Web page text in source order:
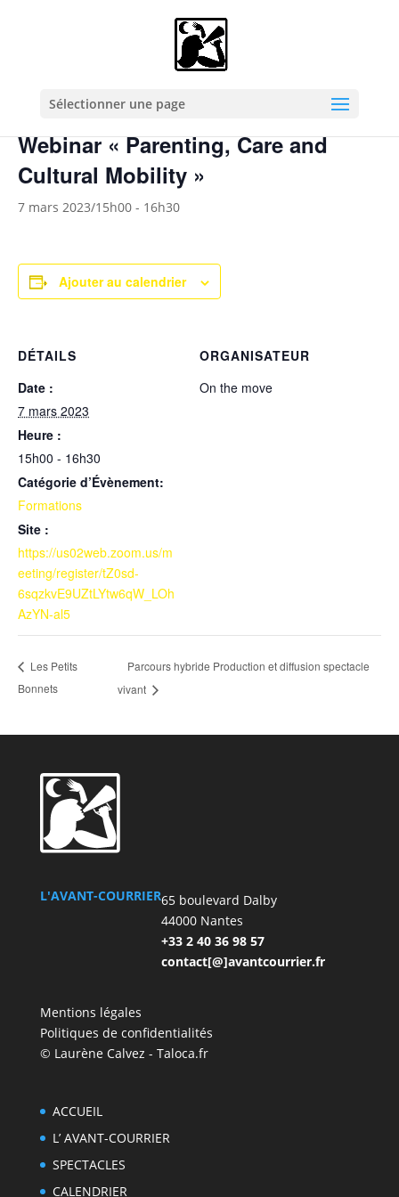
Sélectionner une page
Cet évènement est passé.
Webinar « Parenting, Care and
Cultural Mobility »
7 mars 2023/15h00 - 16h30
Ajouter au calendrier
DÉTAILS
Date :
7 mars 2023
Heure :
15h00 - 16h30
Catégorie d’Évènement:
Formations
Site :
https://us02web.zoom.us/m
eeting/register/tZ0sd-
6sqzkvE9UZtLYtw6qW_LOh
AzYN-al5
ORGANISATEUR
On the move
Les Petits
Bonnets
Parcours hybride Production et diffusion spectacle
vivant
L'AVANT-COURRIER65 boulevard Dalby
44000 Nantes
+33 2 40 36 98 57
contact[@]avantcourrier.fr
Mentions légales
Politiques de confidentialités
© Laurène Calvez - Taloca.fr
ACCUEIL
L’ AVANT-COURRIER
SPECTACLES
CALENDRIER